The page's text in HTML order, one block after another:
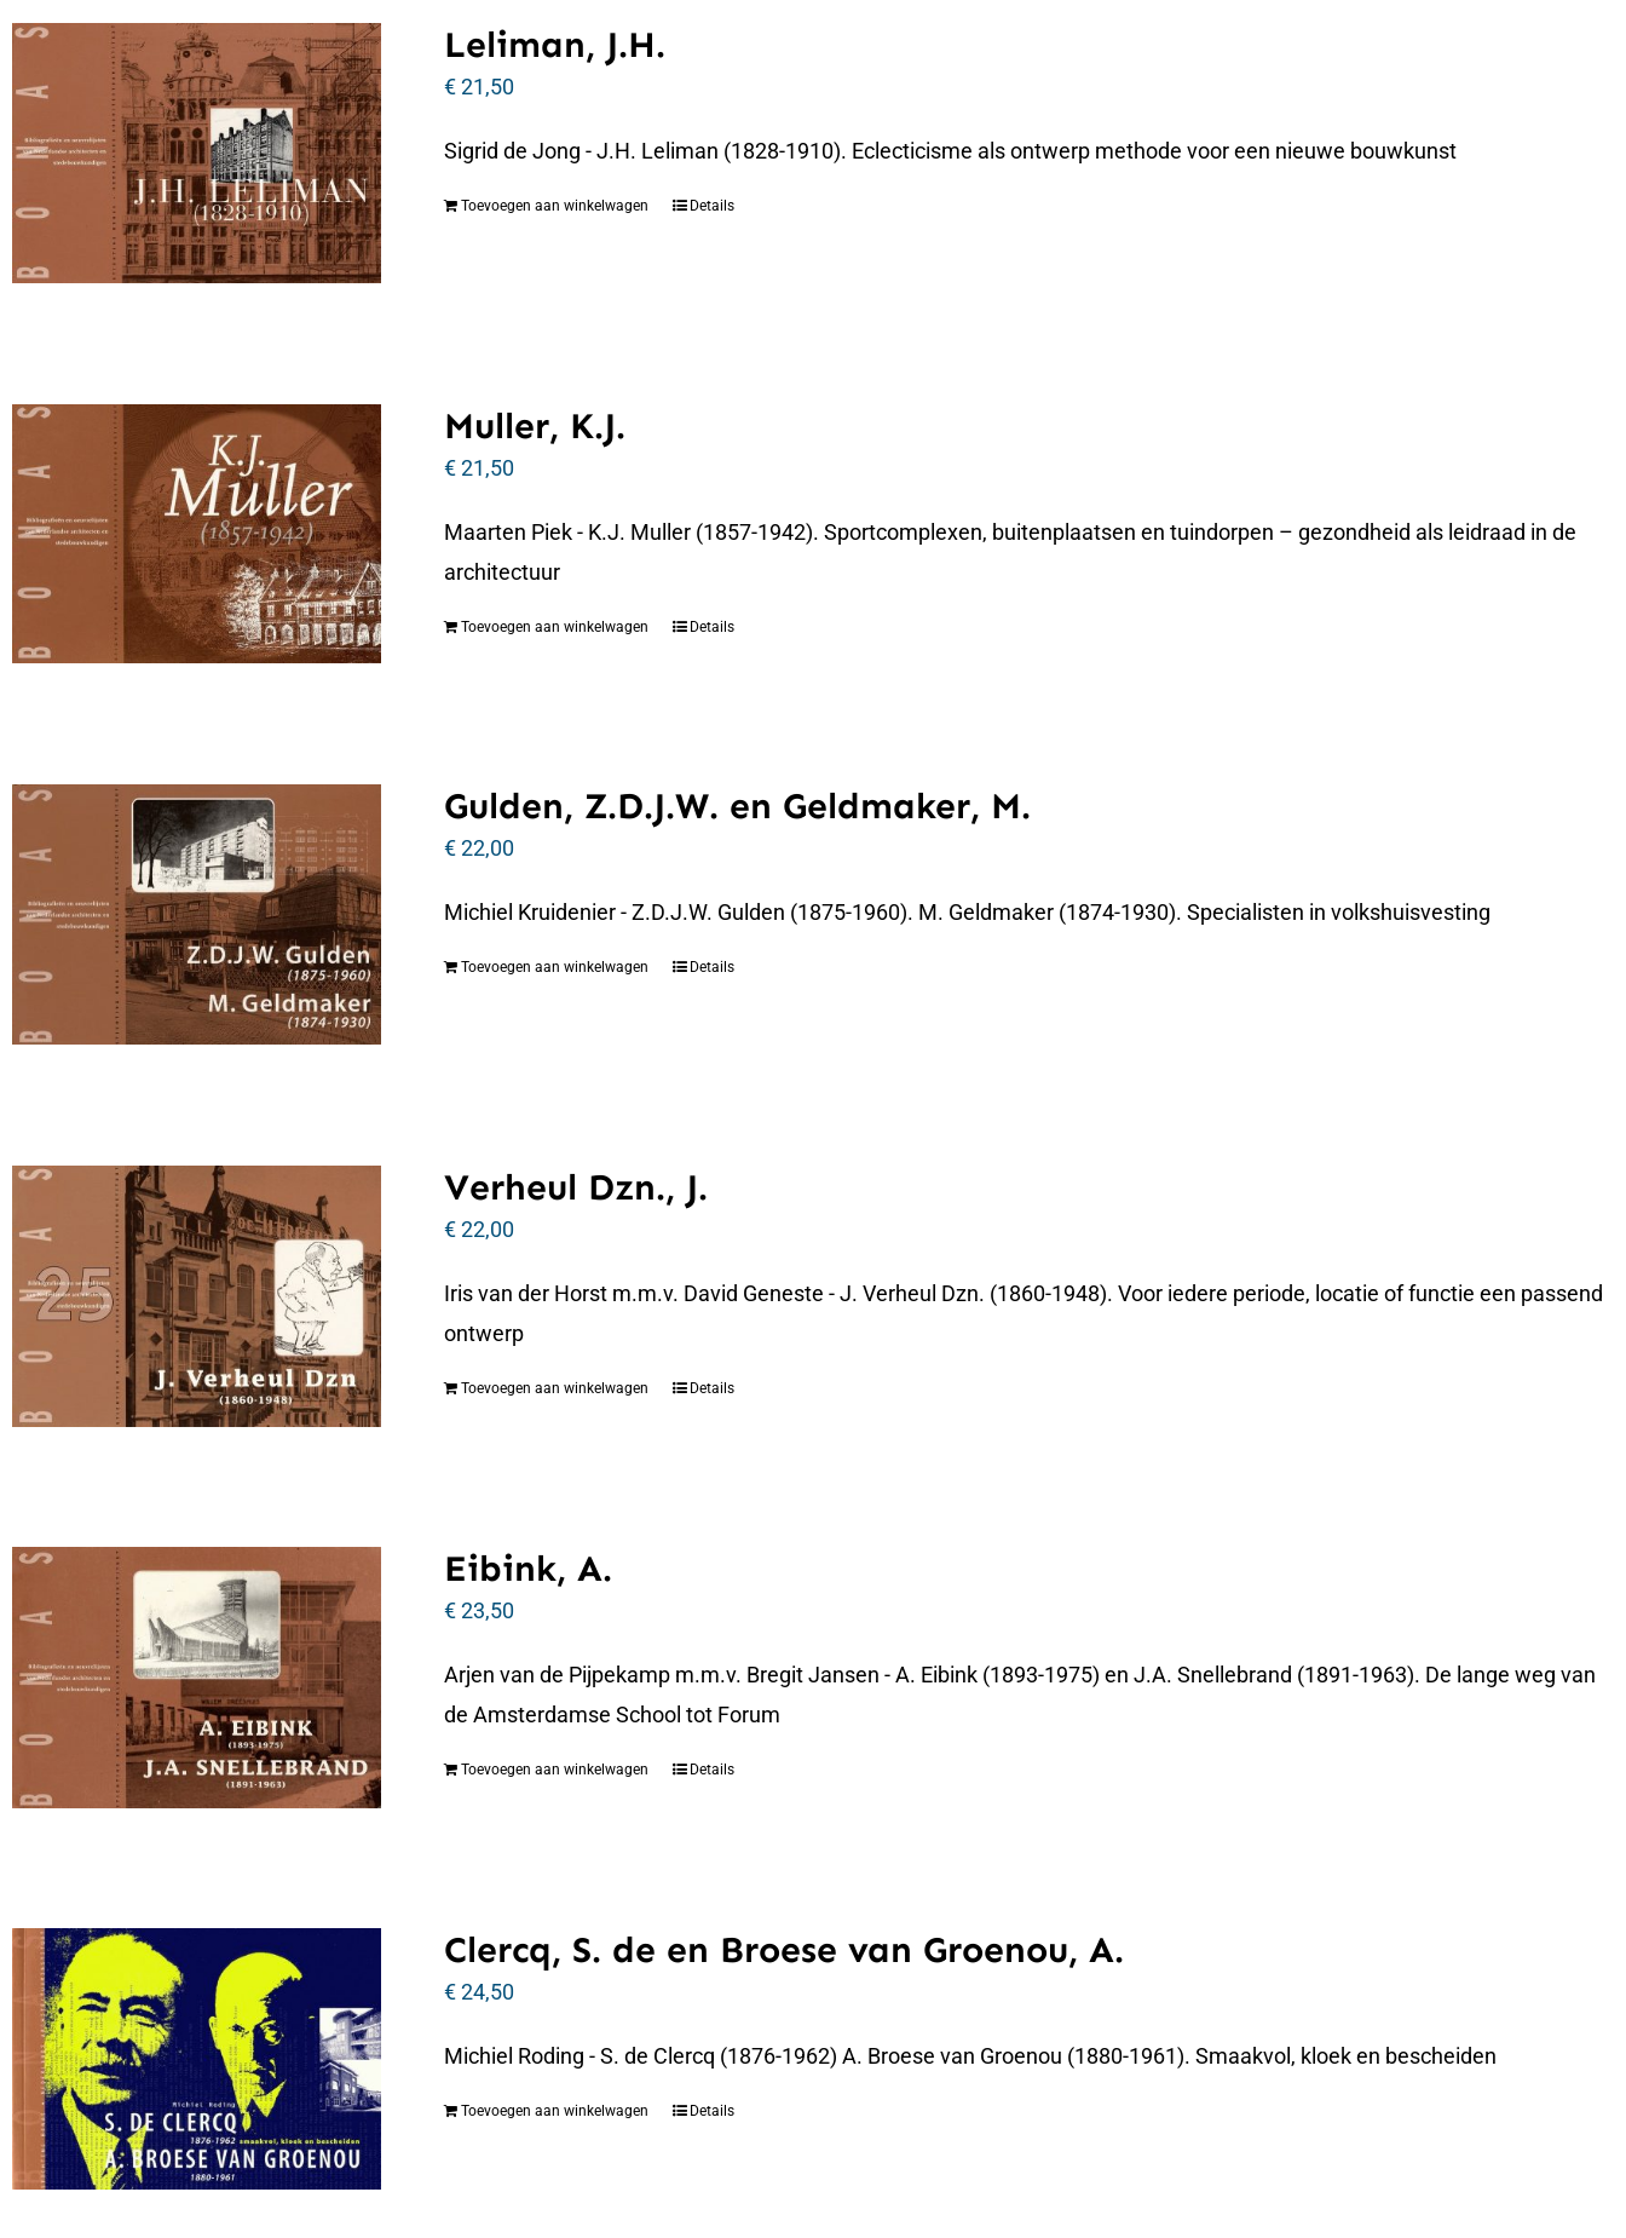
Leliman, J.H.
€21,50
Sigrid de Jong - J.H. Leliman (1828-1910). Eclecticisme als ontwerp methode voor een nieuwe bouwkunst
Toevoegen aan winkelwagen Details
Muller, K.J.
€21,50
Maarten Piek - K.J. Muller (1857-1942). Sportcomplexen, buitenplaatsen en tuindorpen – gezondheid als leidraad in de
architectuur
Toevoegen aan winkelwagen Details
Gulden, Z.D.J.W. en Geldmaker, M.
€22,00
Michiel Kruidenier - Z.D.J.W. Gulden (1875-1960). M. Geldmaker (1874-1930). Specialisten in volkshuisvesting
Toevoegen aan winkelwagen Details
Verheul Dzn., J.
€22,00
Iris van der Horst m.m.v. David Geneste - J. Verheul Dzn. (1860-1948). Voor iedere periode, locatie of functie een passend
ontwerp
Toevoegen aan winkelwagen Details
Eibink, A.
€23,50
Arjen van de Pijpekamp m.m.v. Bregit Jansen - A. Eibink (1893-1975) en J.A. Snellebrand (1891-1963). De lange weg van
de Amsterdamse School tot Forum
Toevoegen aan winkelwagen Details
Clercq, S. de en Broese van Groenou, A.
€24,50
Michiel Roding - S. de Clercq (1876-1962) A. Broese van Groenou (1880-1961). Smaakvol, kloek en bescheiden
Toevoegen aan winkelwagen Details